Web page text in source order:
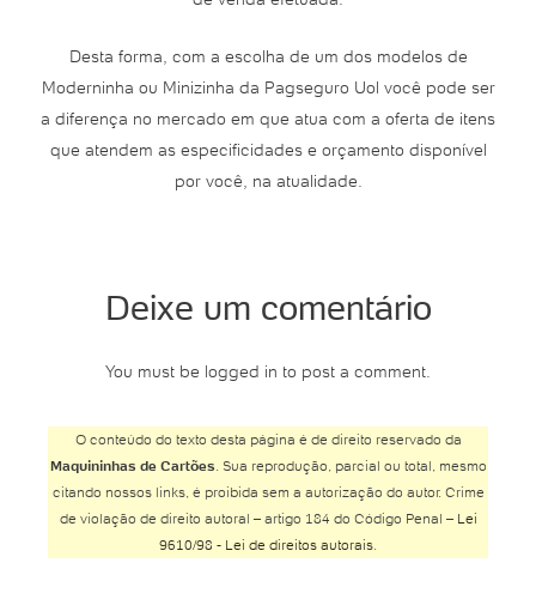
Desta forma, com a escolha de um dos modelos de
Moderninha ou Minizinha da Pagseguro Uol você pode ser
a diferença no mercado em que atua com a oferta de itens
que atendem as especificidades e orçamento disponível
por você, na atualidade.
Deixe um comentário
You must be logged in to post a comment.
O conteúdo do texto desta página é de direito reservado da
Maquininhas de Cartões . Sua reprodução, parcial ou total, mesmo
citando nossos links, é proibida sem a autorização do autor. Crime
de violação de direito autoral – artigo 184 do Código Penal – Lei
9610/98 - Lei de direitos autorais